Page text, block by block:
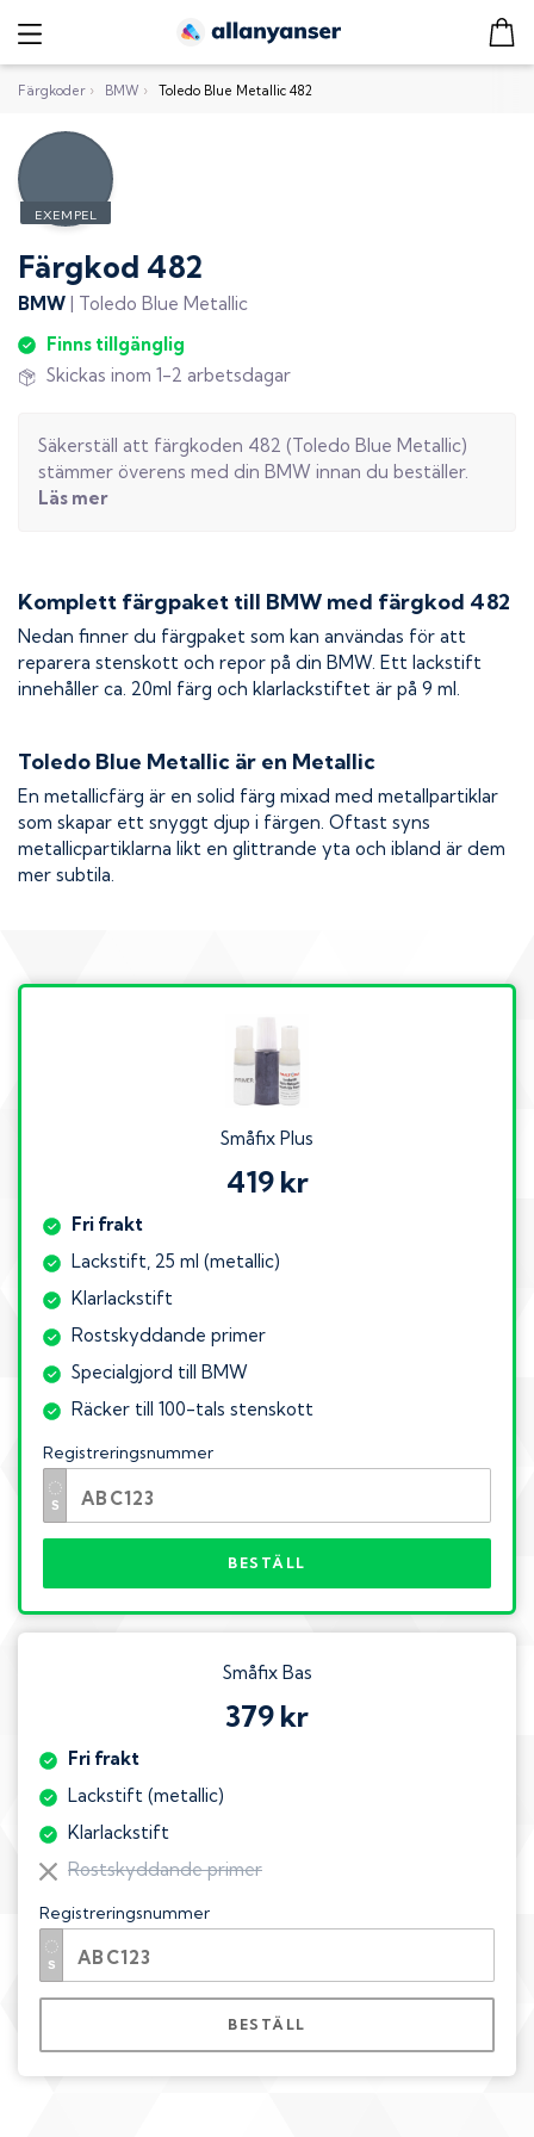
Färgkoder › BMW › Toledo Blue Metallic 482
Färgkod 482
BMW | Toledo Blue Metallic
Finns tillgänglig
Skickas inom 1-2 arbetsdagar
Säkerställ att färgkoden 482 (Toledo Blue Metallic)
stämmer överens med din BMW innan du beställer.
Läs mer
Komplett färgpaket till BMW med färgkod 482
Nedan finner du färgpaket som kan användas för att
reparera stenskott och repor på din BMW. Ett lackstift
innehåller ca. 20ml färg och klarlackstiftet är på 9 ml.
Toledo Blue Metallic är en Metallic
En metallicfärg är en solid färg mixad med metallpartiklar
som skapar ett snyggt djup i färgen. Oftast syns
metallicpartiklarna likt en glittrande yta och ibland är dem
mer subtila.
Småfix Plus
419 kr
Fri frakt
Lackstift, 25 ml (metallic)
Klarlackstift
Rostskyddande primer
Specialgjord till BMW
Räcker till 100-tals stenskott
Registreringsnummer
BESTÄLL
Småfix Bas
379 kr
Fri frakt
Lackstift (metallic)
Klarlackstift
Rostskyddande primer
Registreringsnummer
BESTÄLL